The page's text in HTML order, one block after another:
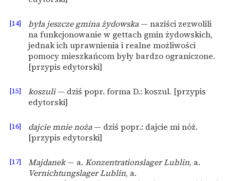
[14] była jeszcze gmina żydowska— naziści zezwolili
na funkcjonowanie w gettach gmin żydowskich,
jednak ich uprawnienia i realne możliwości
pomocy mieszkańcom były bardzo ograniczone.
[przypis edytorski]
[15] koszuli— dziś popr. forma D.: koszul. [przypis
edytorski]
[16] dajcie mnie noża— dziś popr.: dajcie mi nóż.
[przypis edytorski]
[17] Majdanek— a.Konzentrationslager Lublin, a.
Vernichtungslager Lublin, a.